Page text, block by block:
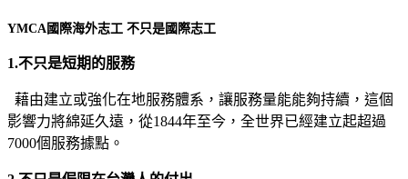
YMCA國際海外志工 不只是國際志工
1.不只是短期的服務
藉由建立或強化在地服務體系，讓服務量能能夠持續，這個
影響力將綿延久遠，從1844年至今，全世界已經建立起超過
7000個服務據點。